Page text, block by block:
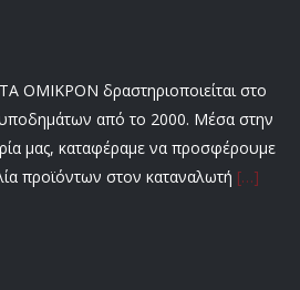
ΟΜΙΚΡΟΝ δραστηριοποιείται στο
από το 2000. Μέσα στην
μας, καταφέραμε να προσφέρουμε
προϊόντων στον καταναλωτή […]